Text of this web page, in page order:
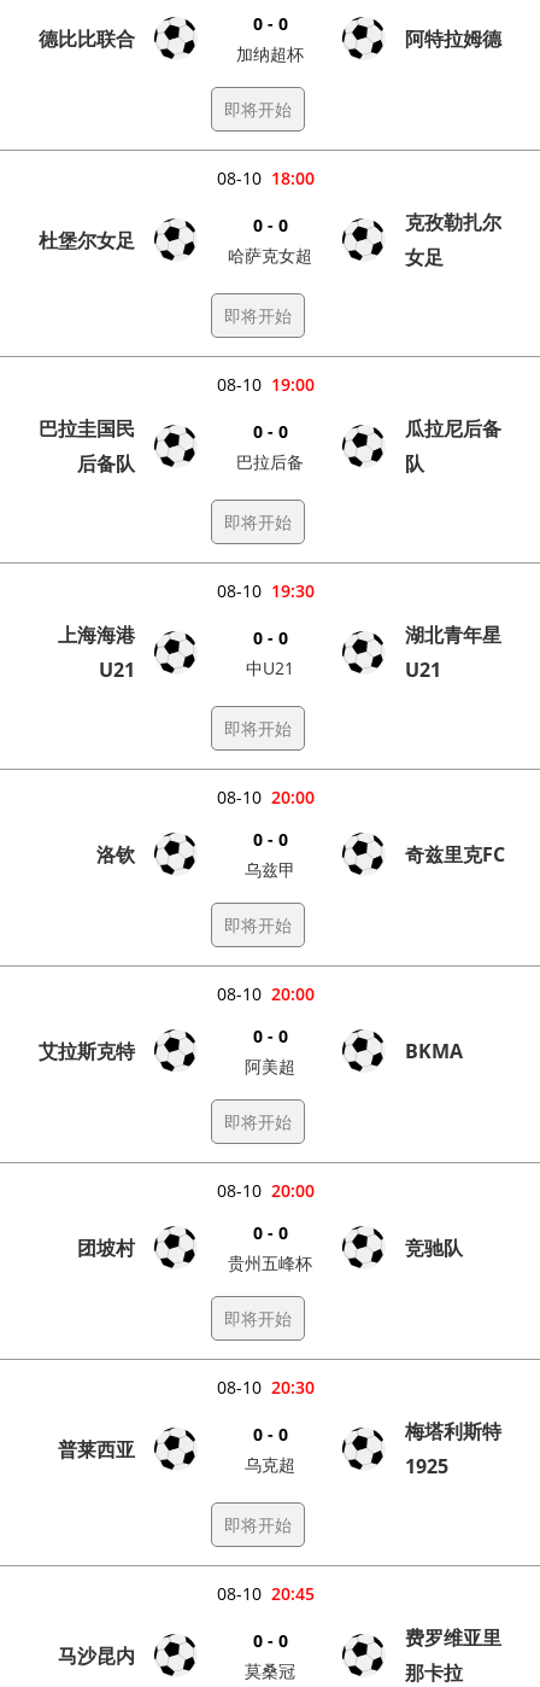
德比比联合
0 - 0
加纳超杯
阿特拉姆德
即将开始
18:00
08-10
杜堡尔女足
0 - 0
哈萨克女超
克孜勒扎尔
女足
即将开始
19:00
08-10
巴拉圭国民
后备队
0 - 0
巴拉后备
瓜拉尼后备
队
即将开始
19:30
08-10
上海海港
U21
0 - 0
中U21
湖北青年星
U21
即将开始
20:00
08-10
洛钦
0 - 0
乌兹甲
奇兹里克FC
即将开始
20:00
08-10
艾拉斯克特
0 - 0
阿美超
BKMA
即将开始
20:00
08-10
团坡村
0 - 0
贵州五峰杯
竞驰队
即将开始
20:30
08-10
普莱西亚
0 - 0
乌克超
梅塔利斯特
1925
即将开始
20:45
08-10
马沙昆内
0 - 0
莫桑冠
费罗维亚里
那卡拉